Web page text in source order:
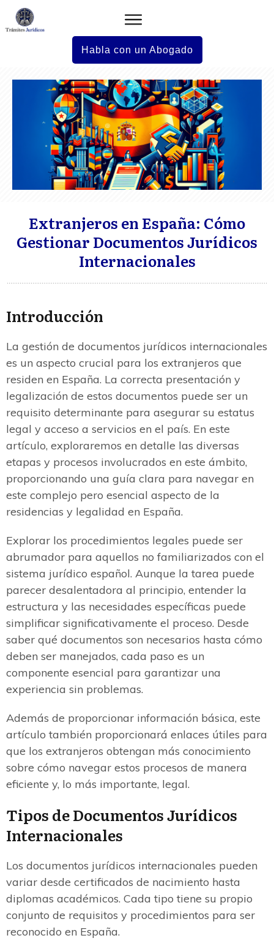
Habla con un Abogado
Extranjeros en España: Cómo
Gestionar Documentos Jurídicos
Internacionales
Introducción
La gestión de documentos jurídicos internacionales
es un aspecto crucial para los extranjeros que
residen en España. La correcta presentación y
legalización de estos documentos puede ser un
requisito determinante para asegurar su estatus
legal y acceso a servicios en el país. En este
artículo, exploraremos en detalle las diversas
etapas y procesos involucrados en este ámbito,
proporcionando una guía clara para navegar en
este complejo pero esencial aspecto de la
residencias y legalidad en España.
Explorar los procedimientos legales puede ser
abrumador para aquellos no familiarizados con el
sistema jurídico español. Aunque la tarea puede
parecer desalentadora al principio, entender la
estructura y las necesidades específicas puede
simplificar significativamente el proceso. Desde
saber qué documentos son necesarios hasta cómo
deben ser manejados, cada paso es un
componente esencial para garantizar una
experiencia sin problemas.
Además de proporcionar información básica, este
artículo también proporcionará enlaces útiles para
que los extranjeros obtengan más conocimiento
sobre cómo navegar estos procesos de manera
eficiente y, lo más importante, legal.
Tipos de Documentos Jurídicos
Internacionales
Los documentos jurídicos internacionales pueden
variar desde certificados de nacimiento hasta
diplomas académicos. Cada tipo tiene su propio
conjunto de requisitos y procedimientos para ser
reconocido en España.